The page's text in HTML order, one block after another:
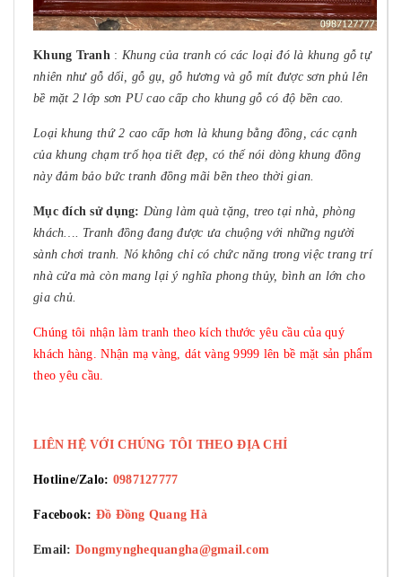
Khung Tranh : Khung của tranh có các loại đó là khung gỗ tự
nhiên như gỗ dổi, gỗ gụ, gỗ hương và gỗ mít được sơn phủ lên
bề mặt 2 lớp sơn PU cao cấp cho khung gỗ có độ bền cao.
Loại khung thứ 2 cao cấp hơn là khung bằng đồng, các cạnh
của khung chạm trổ họa tiết đẹp, có thể nói dòng khung đồng
này đảm bảo bức tranh đồng mãi bền theo thời gian.
Mục đích sử dụng: Dùng làm quà tặng, treo tại nhà, phòng
khách…. Tranh đồng đang được ưa chuộng với những người
sành chơi tranh. Nó không chỉ có chức năng trong việc trang trí
nhà cửa mà còn mang lại ý nghĩa phong thủy, bình an lớn cho
gia chủ.
Chúng tôi nhận làm tranh theo kích thước yêu cầu của quý
khách hàng. Nhận mạ vàng, dát vàng 9999 lên bề mặt sản phẩm
theo yêu cầu.
LIÊN HỆ VỚI CHÚNG TÔI THEO ĐỊA CHỈ
Hotline/Zalo: 0987127777
Facebook: Đồ Đồng Quang Hà
Email: Dongmynghequangha@gmail.com